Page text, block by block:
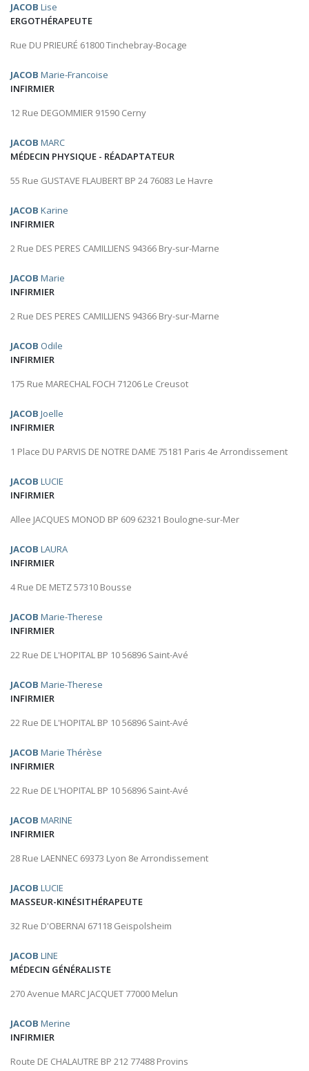
JACOB Lise
ERGOTHÉRAPEUTE
Rue DU PRIEURÉ 61800 Tinchebray-Bocage
JACOB Marie-Francoise
INFIRMIER
12 Rue DEGOMMIER 91590 Cerny
JACOB MARC
MÉDECIN PHYSIQUE - RÉADAPTATEUR
55 Rue GUSTAVE FLAUBERT BP 24 76083 Le Havre
JACOB Karine
INFIRMIER
2 Rue DES PERES CAMILLIENS 94366 Bry-sur-Marne
JACOB Marie
INFIRMIER
2 Rue DES PERES CAMILLIENS 94366 Bry-sur-Marne
JACOB Odile
INFIRMIER
175 Rue MARECHAL FOCH 71206 Le Creusot
JACOB Joelle
INFIRMIER
1 Place DU PARVIS DE NOTRE DAME 75181 Paris 4e Arrondissement
JACOB LUCIE
INFIRMIER
Allee JACQUES MONOD BP 609 62321 Boulogne-sur-Mer
JACOB LAURA
INFIRMIER
4 Rue DE METZ 57310 Bousse
JACOB Marie-Therese
INFIRMIER
22 Rue DE L'HOPITAL BP 10 56896 Saint-Avé
JACOB Marie-Therese
INFIRMIER
22 Rue DE L'HOPITAL BP 10 56896 Saint-Avé
JACOB Marie Thérèse
INFIRMIER
22 Rue DE L'HOPITAL BP 10 56896 Saint-Avé
JACOB MARINE
INFIRMIER
28 Rue LAENNEC 69373 Lyon 8e Arrondissement
JACOB LUCIE
MASSEUR-KINÉSITHÉRAPEUTE
32 Rue D'OBERNAI 67118 Geispolsheim
JACOB LINE
MÉDECIN GÉNÉRALISTE
270 Avenue MARC JACQUET 77000 Melun
JACOB Merine
INFIRMIER
Route DE CHALAUTRE BP 212 77488 Provins